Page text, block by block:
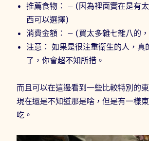
推薦食物： – (因為裡面實在是有
西可以選擇)
消費金額： – (買太多雜七雜八的
注意： 如果是很注重衛生的人，真
了，你會超不知所措。
而且可以在這邊看到一些比較特別的
現在還是不知道那是啥，但是有一樣
吃。